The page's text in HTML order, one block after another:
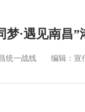
·遇见南昌
统一战线 编辑：宣